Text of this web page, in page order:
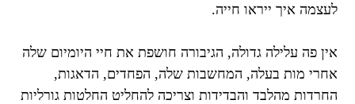
לעצמה איך ייראו חייה.
אין פה עלילה גדולה, הגיבורה חושפת את חיי היומיום שלה
אחרי מות בעלה, המחשבות שלה, הפחדים, הדאגות,
החרדות מהלבד והבדידות וצריכה להחליט החלטות גורליות